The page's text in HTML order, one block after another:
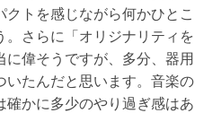
クトを感じながら何かひとこ
。さらに「オリジナリティを
偉そうですが、多分、器用
いたんだと思います。音楽の
確かに多少のやり過ぎ感はあ